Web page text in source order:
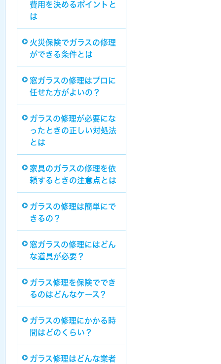
費用を決めるポイントと
は
火災保険でガラスの修理
ができる条件とは
窓ガラスの修理はプロに
任せた方がよいの？
ガラスの修理が必要にな
ったときの正しい対処法
とは
家具のガラスの修理を依
頼するときの注意点とは
ガラスの修理は簡単にで
きるの？
窓ガラスの修理にはどん
な道具が必要？
ガラス修理を保険ででき
るのはどんなケース？
ガラスの修理にかかる時
間はどのくらい？
ガラス修理はどんな業者